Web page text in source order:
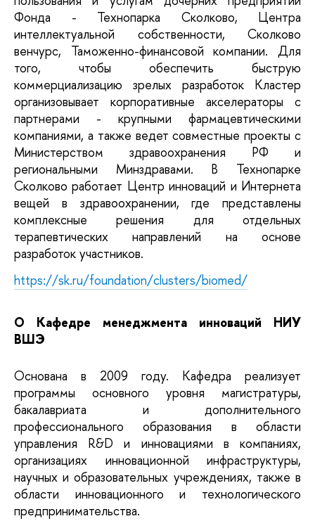
Фонда - Технопарка Сколково, Центра
интеллектуальной собственности, Сколково
венчурс, Таможенно-финансовой компании. Для
того, чтобы обеспечить быструю
коммерциализацию зрелых разработок Кластер
организовывает корпоративные акселераторы с
партнерами - крупными фармацевтическими
компаниями, а также ведет совместные проекты с
Министерством здравоохранения РФ и
региональными Минздравами. В Технопарке
Сколково работает Центр инноваций и Интернета
вещей в здравоохранении, где представлены
комплексные решения для отдельных
терапевтических направлений на основе
разработок участников.
https://sk.ru/foundation/clusters/biomed/
О Кафедре менеджмента инноваций НИУ
ВШЭ
Основана в 2009 году. Кафедра реализует
программы основного уровня магистратуры,
бакалавриата и дополнительного
профессионального образования в области
управления R&D и инновациями в компаниях,
организациях инновационной инфраструктуры,
научных и образовательных учреждениях, также в
области инновационного и технологического
предпринимательства.